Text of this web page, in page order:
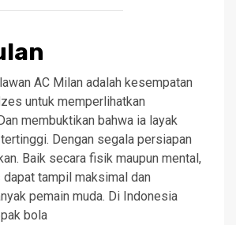
AC Milan adalah kesempatan
untuk memperlihatkan
membuktikan bahwa ia layak
Dengan segala persiapan
Baik secara fisik maupun mental,
tampil maksimal dan
pemain muda. Di Indonesia
bola